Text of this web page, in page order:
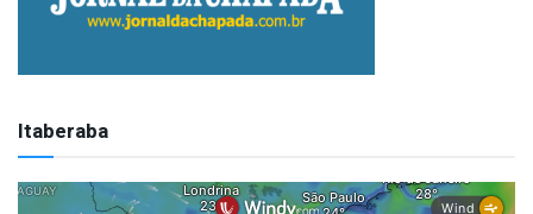
Itaberaba